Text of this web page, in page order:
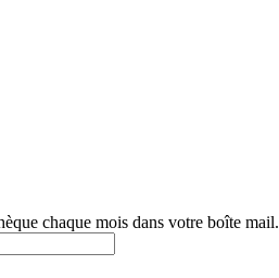
chaque mois dans votre boîte mail.